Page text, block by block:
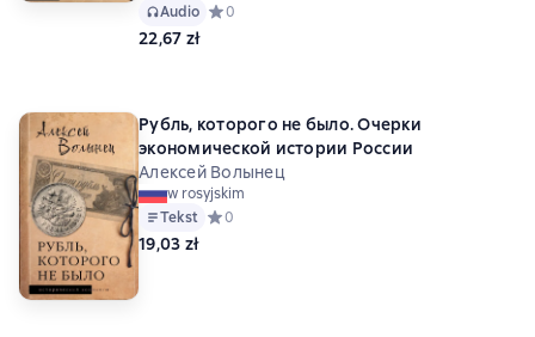
Audio Средний рейтинг 0 на основе 0 оценок
0
22,67 zł
Рубль, которого не было. Очерки
экономической истории России
Алексей Волынец
w rosyjskim
Tekst Средний рейтинг 0 на основе 0 оценок
0
19,03 zł